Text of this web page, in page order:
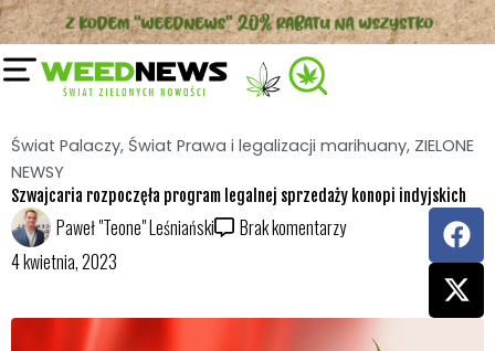
Przejdź
do
treści
Świat Palaczy, Świat Prawa i legalizacji marihuany, ZIELONE
NEWSY
Szwajcaria rozpoczęła program legalnej sprzedaży konopi indyjskich
Paweł "Teone" Leśniański
Brak komentarzy
4 kwietnia, 2023
F
a
c
e
b
X
-
t
w
i